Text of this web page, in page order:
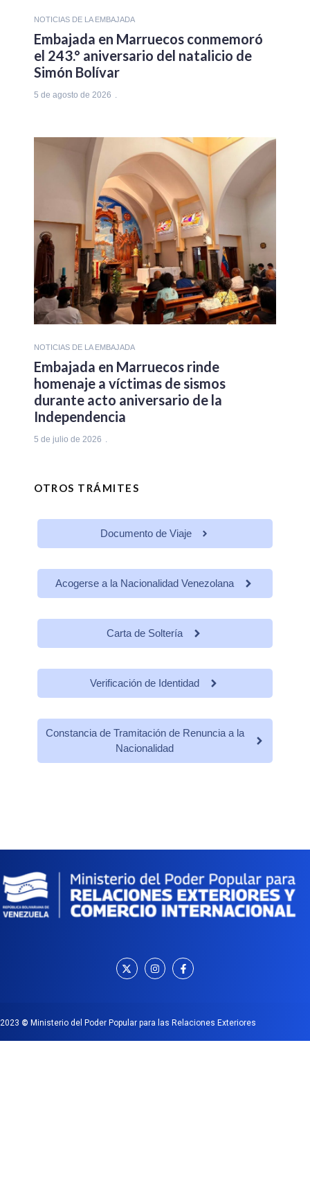
NOTICIAS DE LA EMBAJADA
Embajada en Marruecos conmemoró
el 243.° aniversario del natalicio de
Simón Bolívar
5 de agosto de 2026
NOTICIAS DE LA EMBAJADA
Embajada en Marruecos rinde
homenaje a víctimas de sismos
durante acto aniversario de la
Independencia
5 de julio de 2026
OTROS TRÁMITES
Documento de Viaje
Acogerse a la Nacionalidad Venezolana
Carta de Soltería
Verificación de Identidad
Constancia de Tramitación de Renuncia a la
Nacionalidad
2023 © Ministerio del Poder Popular para las Relaciones Exteriores